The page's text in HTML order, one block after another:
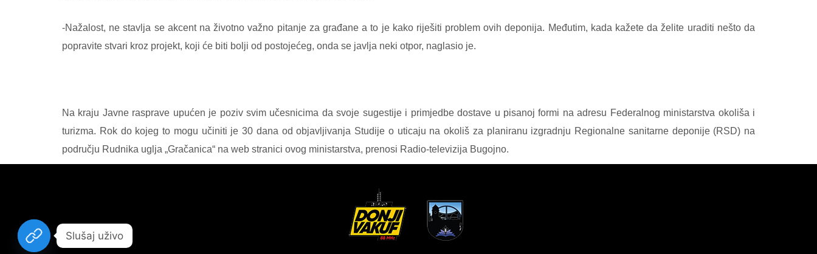
-Nažalost, ne stavlja se akcent na životno važno pitanje za građane a to je kako riješiti problem ovih deponija. Međutim, kada kažete da želite uraditi nešto da
popravite stvari kroz projekt, koji će biti bolji od postojećeg, onda se javlja neki otpor, naglasio je.
Na kraju Javne rasprave upućen je poziv svim učesnicima da svoje sugestije i primjedbe dostave u pisanoj formi na adresu Federalnog ministarstva okoliša i
turizma. Rok do kojeg to mogu učiniti je 30 dana od objavljivanja Studije o uticaju na okoliš za planiranu izgradnju Regionalne sanitarne deponije (RSD) na
području Rudnika uglja „Gračanica“ na web stranici ovog ministarstva, prenosi Radio-televizija Bugojno.
Slušaj uživo